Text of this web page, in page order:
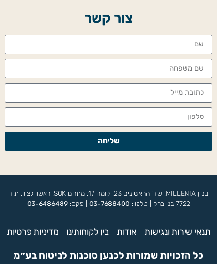
צור קשר
שליחה
בניין MILLENIA, שד' הראשונים 23, קומה 17, מתחם SOK, ראשון לציון, ת.ד
7722 בני ברק | טלפון:
03-7688400 | פקס:03-6486489
תנאי שירות ונגישות אודות בין לקוחותינו מדיניות פרטיות
כל הזכויות שמורות לכנען סוכנות לביטוח בע״מ